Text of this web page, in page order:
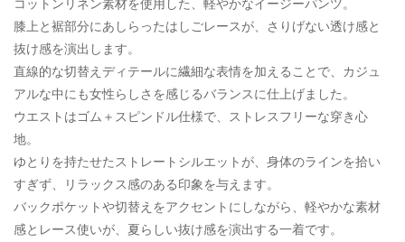
コットンリネン素材を使用した、軽やかなイージーパンツ。
膝上と裾部分にあしらったはしごレースが、さりげない透け感と
抜け感を演出します。
直線的な切替えディテールに繊細な表情を加えることで、カジュ
アルな中にも女性らしさを感じるバランスに仕上げました。
ウエストはゴム＋スピンドル仕様で、ストレスフリーな穿き心
地。
ゆとりを持たせたストレートシルエットが、身体のラインを拾い
すぎず、リラックス感のある印象を与えます。
バックポケットや切替えをアクセントにしながら、軽やかな素材
感とレース使いが、夏らしい抜け感を演出する一着です。